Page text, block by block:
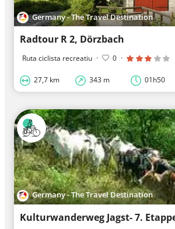
Germany - The Travel Destination
Radtour R 2, Dörzbach
Ruta ciclista recreatiu · 0 ·
27,7 km 343 m 01h50
Germany - The Travel Destination